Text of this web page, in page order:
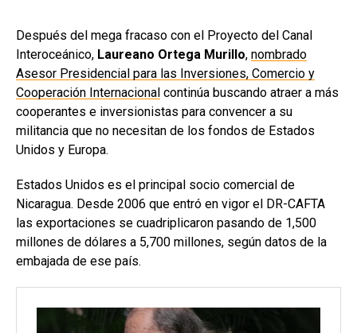
Después del mega fracaso con el Proyecto del Canal
Interoceánico, Laureano Ortega Murillo, nombrado
Asesor Presidencial para las Inversiones, Comercio y
Cooperación Internacional continúa buscando atraer a más
cooperantes e inversionistas para convencer a su
militancia que no necesitan de los fondos de Estados
Unidos y Europa.
Estados Unidos es el principal socio comercial de
Nicaragua. Desde 2006 que entró en vigor el DR-CAFTA
las exportaciones se cuadriplicaron pasando de 1,500
millones de dólares a 5,700 millones, según datos de la
embajada de ese país.